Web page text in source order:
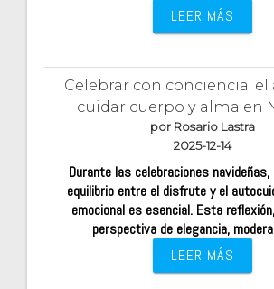
LEER MÁS
Celebrar con conciencia: el
cuidar cuerpo y alma en
por Rosario Lastra
2025-12-14
Durante las celebraciones
equilibrio entre el disfrute y el
emocional es esencial. Esta
perspectiva de elegancia,
LEER MÁS